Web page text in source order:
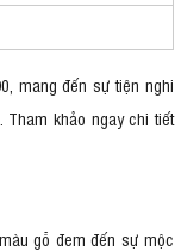
mang đến sự tiện nghi
Tham khảo ngay chi tiết
gỗ đem đến sự mộc